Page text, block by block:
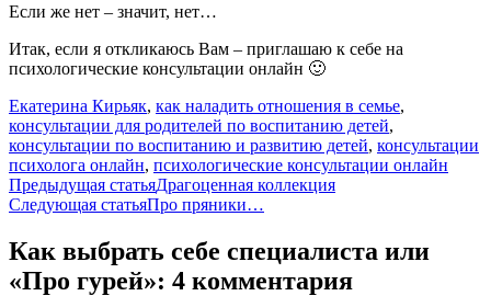
Если же нет – значит, нет…
Итак, если я откликаюсь Вам – приглашаю к себе на
психологические консультации онлайн 🙂
Екатерина Кирьяк, как наладить отношения в семье,
консультации для родителей по воспитанию детей,
консультации по воспитанию и развитию детей, консультации
психолога онлайн, психологические консультации онлайн
Навигация
по
записям
Предыдущая статьяДрагоценная коллекция
Следующая статьяПро пряники…
Как выбрать себе специалиста или
«Про гурей»: 4 комментария